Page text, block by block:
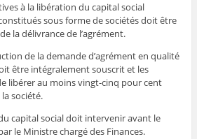
à la libération du capital social
sous forme de sociétés doit être
la délivrance de l’agrément.
de la demande d’agrément en qualité
être intégralement souscrit et les
libérer au moins vingt-cinq pour cent
société.
capital social doit intervenir avant le
le Ministre chargé des Finances.